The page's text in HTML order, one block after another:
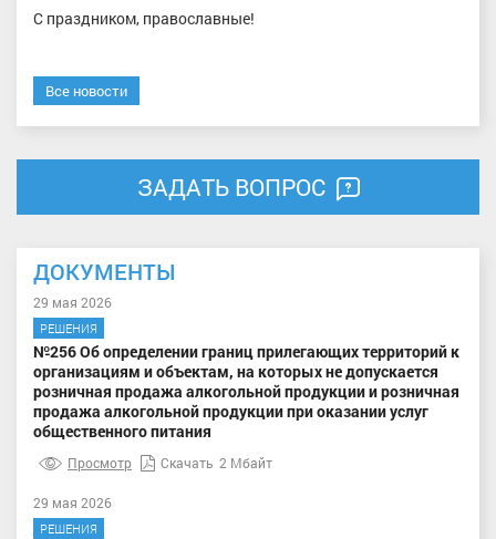
С праздником, православные!
Все новости
ЗАДАТЬ ВОПРОС
ДОКУМЕНТЫ
29 мая 2026
РЕШЕНИЯ
№256 Об определении границ прилегающих территорий к
организациям и объектам, на которых не допускается
розничная продажа алкогольной продукции и розничная
продажа алкогольной продукции при оказании услуг
общественного питания
Просмотр Скачать 2 Мбайт
29 мая 2026
РЕШЕНИЯ